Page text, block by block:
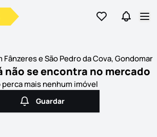
Ir para osIr para
e São Pedro da Cova, Gondomar
não se encontra no mercado
perca mais nenhum imóvel
Guardar
Guardar